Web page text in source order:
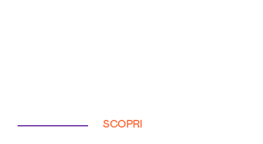
SCOPRI